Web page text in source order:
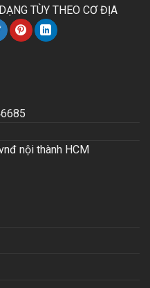
TÙY THEO CƠ ĐỊA
nội thành HCM